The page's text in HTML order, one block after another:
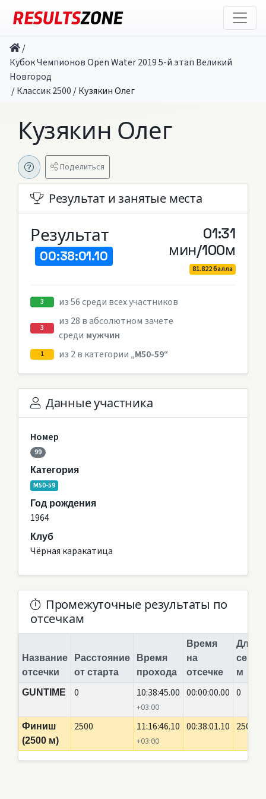
/
Кубок Чемпионов Open Water 2019 5-й этап Великий
Новгород
/Классик 2500 /Кузякин Олег
Кузякин Олег
Поделиться
Результат и занятые места
Результат
00:38:01.10
01:31
мин/100м
81.822 балла
3 из 56 среди всех участников
3
из 28 в абсолютном зачете
среди мужчин
1 из 2 в категории „M50-59“
Данные участника
Номер
99
Категория
M50-59
Год рождения
1964
Клуб
Чёрная каракатица
Промежуточные результаты по
отсечкам
Название
отсечки
Расстояние
от старта
Время
прохода
Время
на
отсечке
Длина
м
GUNTIME
0 10:38:45.00
+03:00
00:00:00.00 0
Финиш
(2500 м)
2500 11:16:46.10
+03:00
00:38:01.10 2500